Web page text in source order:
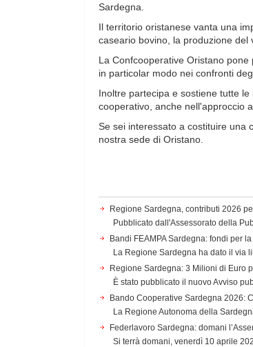
Sardegna.
Il territorio oristanese vanta una
caseario bovino, la produzione del
La Confcooperative Oristano
in particolar modo nei confronti
Inoltre partecipa e sostiene tutte
cooperativo, anche nell'approccio
Se sei interessato a costituire una
nostra sede di Oristano.
Regione Sardegna, contributi 2026
Pubblicato dall'Assessorato della
Bandi FEAMPA Sardegna: fondi per
La Regione Sardegna ha dato il via
Regione Sardegna: 3 Milioni di Euro
È stato pubblicato il nuovo Avviso
Bando Cooperative Sardegna 2026:
La Regione Autonoma della
Federlavoro Sardegna: domani
Si terrà domani, venerdì 10 aprile